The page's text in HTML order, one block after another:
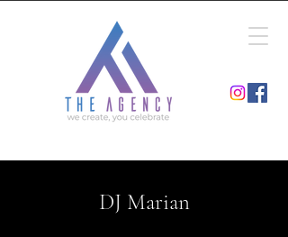
DJ Marian